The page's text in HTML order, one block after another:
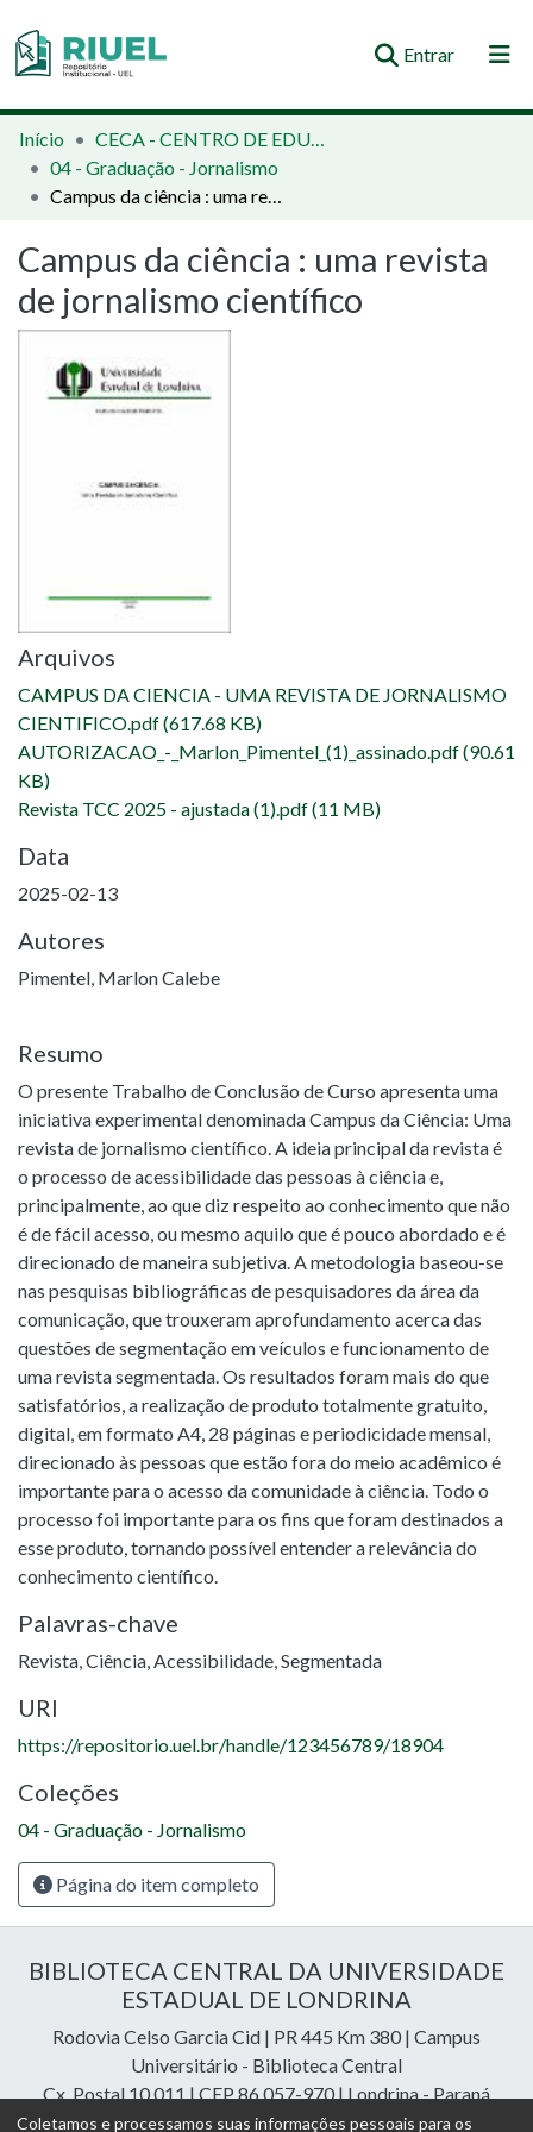
Entrar(current)
Orientações e Normas
Comunidades e Coleções
Estatísticas
Início
CECA - CENTRO DE EDUCAÇÃO, COMUNICAÇÃO E ARTES
04 - Graduação - Jornalismo
Campus da ciência : uma revista de jornalismo científico
Campus da ciência : uma revista
de jornalismo científico
Arquivos
CAMPUS DA CIENCIA - UMA REVISTA DE JORNALISMO
CIENTIFICO.pdf(617.68 KB)
AUTORIZACAO_-_Marlon_Pimentel_(1)_assinado.pdf(90.61
KB)
Revista TCC 2025 - ajustada (1).pdf(11 MB)
Data
2025-02-13
Autores
Pimentel, Marlon Calebe
Resumo
O presente Trabalho de Conclusão de Curso apresenta uma
iniciativa experimental denominada Campus da Ciência: Uma
revista de jornalismo científico. A ideia principal da revista é
o processo de acessibilidade das pessoas à ciência e,
principalmente, ao que diz respeito ao conhecimento que não
é de fácil acesso, ou mesmo aquilo que é pouco abordado e é
direcionado de maneira subjetiva. A metodologia baseou-se
nas pesquisas bibliográficas de pesquisadores da área da
comunicação, que trouxeram aprofundamento acerca das
questões de segmentação em veículos e funcionamento de
uma revista segmentada. Os resultados foram mais do que
satisfatórios, a realização de produto totalmente gratuito,
digital, em formato A4, 28 páginas e periodicidade mensal,
direcionado às pessoas que estão fora do meio acadêmico é
importante para o acesso da comunidade à ciência. Todo o
processo foi importante para os fins que foram destinados a
esse produto, tornando possível entender a relevância do
conhecimento científico.
Palavras-chave
Revista,Ciência,Acessibilidade,Segmentada
URI
https://repositorio.uel.br/handle/123456789/18904
Coleções
04 - Graduação - Jornalismo
Página do item completo
BIBLIOTECA CENTRAL DA UNIVERSIDADE
ESTADUAL DE LONDRINA
Rodovia Celso Garcia Cid | PR 445 Km 380 | Campus
Universitário - Biblioteca Central
Cx. Postal 10.011 | CEP 86.057-970 | Londrina - Paraná
Contatos: e-mail:riuel@uel.br| fone: 43 3371-4409
Coletamos e processamos suas informações pessoais para os